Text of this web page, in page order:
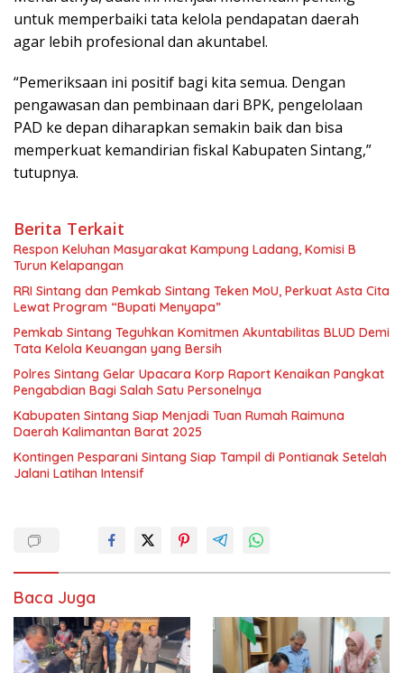
untuk memperbaiki tata kelola pendapatan daerah
agar lebih profesional dan akuntabel.
“Pemeriksaan ini positif bagi kita semua. Dengan
pengawasan dan pembinaan dari BPK, pengelolaan
PAD ke depan diharapkan semakin baik dan bisa
memperkuat kemandirian fiskal Kabupaten Sintang,”
tutupnya.
Berita Terkait
Respon Keluhan Masyarakat Kampung Ladang, Komisi B
Turun Kelapangan
RRI Sintang dan Pemkab Sintang Teken MoU, Perkuat Asta Cita
Lewat Program “Bupati Menyapa”
Pemkab Sintang Teguhkan Komitmen Akuntabilitas BLUD Demi
Tata Kelola Keuangan yang Bersih
Polres Sintang Gelar Upacara Korp Raport Kenaikan Pangkat
Pengabdian Bagi Salah Satu Personelnya
Kabupaten Sintang Siap Menjadi Tuan Rumah Raimuna
Daerah Kalimantan Barat 2025
Kontingen Pesparani Sintang Siap Tampil di Pontianak Setelah
Jalani Latihan Intensif
Baca Juga